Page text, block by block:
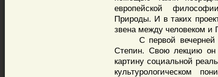
европейской
Природы. И в таких
звена между человеком и
С первой вечерней
Степин. Свою лекцию он
картину социальной
культурологическом